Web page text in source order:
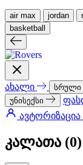
air max jordan
basketball
ახალი სრული
უნისექსი
კალათა (0)